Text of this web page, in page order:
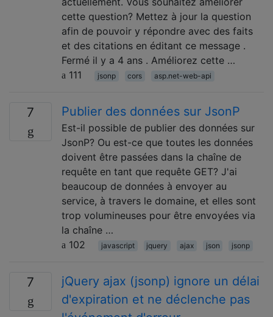
cette question? Mettez à jour la question
afin de pouvoir y répondre avec des faits
et des citations en éditant ce message .
Fermé il y a 4 ans . Améliorez cette …
111
jsonp cors asp.net-web-api
7 Publier des données sur JsonP
Est-il possible de publier des données sur
JsonP? Ou est-ce que toutes les données
doivent être passées dans la chaîne de
requête en tant que requête GET? J'ai
beaucoup de données à envoyer au
service, à travers le domaine, et elles sont
trop volumineuses pour être envoyées via
la chaîne …
102
javascript jquery ajax json jsonp
7
jQuery ajax (jsonp) ignore un délai
d'expiration et ne déclenche pas